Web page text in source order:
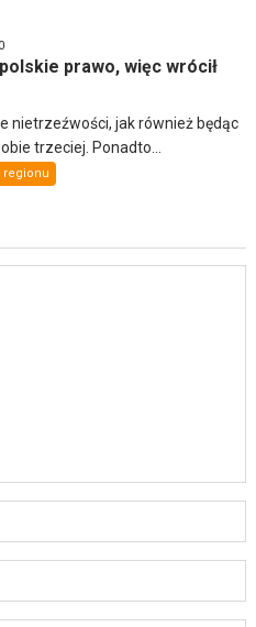
0
prawo, więc wrócił
nietrzeźwości, jak również będąc
trzeciej. Ponadto...
regionu